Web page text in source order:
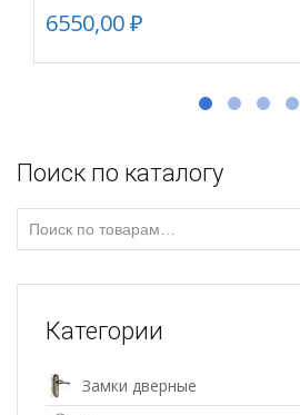
6550,00₽
Поиск по каталогу
Категории
Замки дверные